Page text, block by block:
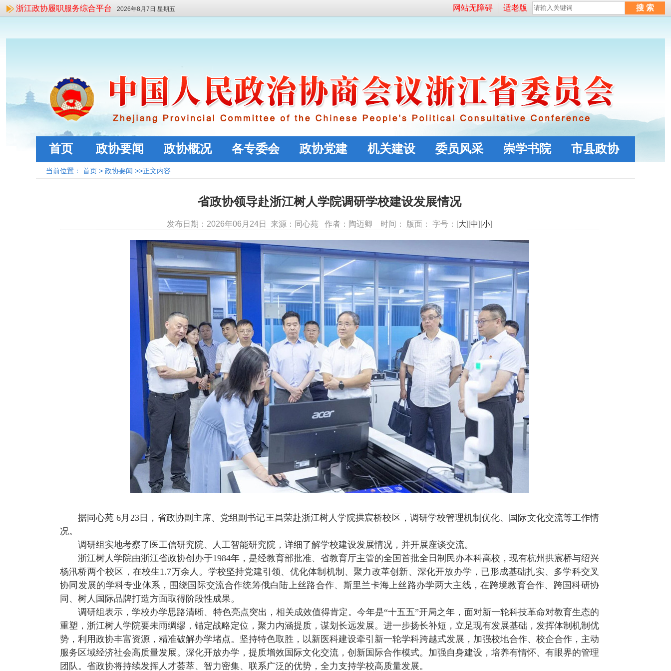
浙江政协履职服务综合平台 网站无障碍 适老版
2026年8月7日 星期五
首页 政协要闻 政协概况 各专委会 政协党建 机关建设 委员风采 崇学书院 市县政协
当前位置： 首页 > 政协要闻 >>正文内容
省政协领导赴浙江树人学院调研学校建设发展情况
发布日期：2026年06月24日 来源：同心苑 作者：陶迈卿 时间： 版面： 字号：[大][中][小]
据同心苑 6月 23日，省政协副主席、党组副书记王昌荣赴浙江树人学院拱宸桥校区，调研学校管理机制优化、国际文化交流等工作情
况。
调研组实地考察了医工信研究院、人工智能研究院，详细了解学校建设发展情况，并开展座谈交流。
浙江树人学院由浙江省政协创办于1984年，是经教育部批准、省教育厅主管的全国首批全日制民办本科高校，现有杭州拱宸桥与绍兴
杨汛桥两个校区，在校生1.7万余人。学校坚持党建引领、优化体制机制、聚力改革创新、深化开放办学，已形成基础扎实、多学科交叉
协同发展的学科专业体系，围绕国际交流合作统筹俄白陆上丝路合作、斯里兰卡海上丝路办学两大主线，在跨境教育合作、跨国科研协
同、树人国际品牌打造方面取得阶段性成果。
调研组表示，学校办学思路清晰、特色亮点突出，相关成效值得肯定。今年是“十五五”开局之年，面对新一轮科技革命对教育生态的
重塑，浙江树人学院要未雨绸缪，锚定战略定位，聚力内涵提质，谋划长远发展。进一步扬长补短，立足现有发展基础，发挥体制机制优
势，利用政协丰富资源，精准破解办学堵点。坚持特色取胜，以新医科建设牵引新一轮学科跨越式发展，加强校地合作、校企合作，主动
服务区域经济社会高质量发展。深化开放办学，提质增效国际文化交流，创新国际合作模式。加强自身建设，培养有情怀、有眼界的管理
团队。省政协将持续发挥人才荟萃、智力密集、联系广泛的优势，全力支持学校高质量发展。